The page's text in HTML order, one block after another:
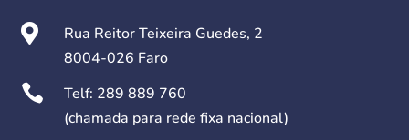

Rua Reitor Teixeira Guedes, 2
8004-026 Faro
 Telf: 289 889 760
(chamada para rede fixa nacional)